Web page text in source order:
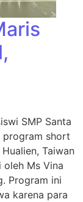
SMP Santa
program short
Taiwan
Ms Vina
Program ini
karena para